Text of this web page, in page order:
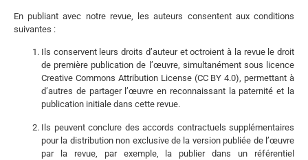
En publiant avec notre revue, les auteurs consentent aux conditions
suivantes :
Ils conservent leurs droits d’auteur et octroient à la revue le droit
de première publication de l’œuvre, simultanément sous licence
Creative Commons Attribution License (CC BY 4.0), permettant à
d’autres de partager l’œuvre en reconnaissant la paternité et la
publication initiale dans cette revue.
Ils peuvent conclure des accords contractuels supplémentaires
pour la distribution non exclusive de la version publiée de l’œuvre
par la revue, par exemple, la publier dans un référentiel